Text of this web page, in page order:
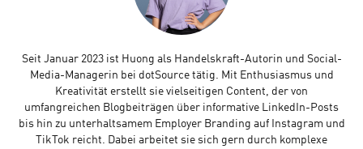
Seit Januar 2023 ist Huong als Handelskraft-Autorin und Social-
Media-Managerin bei dotSource tätig. Mit Enthusiasmus und
Kreativität erstellt sie vielseitigen Content, der von
umfangreichen Blogbeiträgen über informative LinkedIn-Posts
bis hin zu unterhaltsamem Employer Branding auf Instagram und
TikTok reicht. Dabei arbeitet sie sich gern durch komplexe